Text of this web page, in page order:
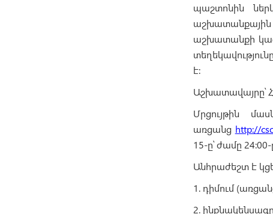
պաշտոնին
աշխատանքային
աշխատանքի
է:
Աշխատավայրը՝
Մրցույթին
առցանց http://
15-ը՝ ժամը
Անհրաժեշտ է
1. դիմում
2.